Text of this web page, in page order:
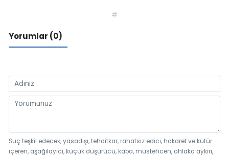
#
Yorumlar (0)
Suç teşkil edecek, yasadışı, tehditkar, rahatsız edici, hakaret ve küfür
içeren, aşağılayıcı, küçük düşürücü, kaba, müstehcen, ahlaka aykırı,